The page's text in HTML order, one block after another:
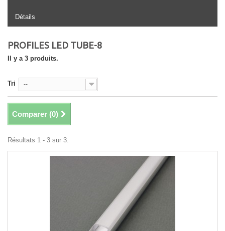
Détails
PROFILES LED TUBE-8
Il y a 3 produits.
Tri --
Comparer (0)
Résultats 1 - 3 sur 3.